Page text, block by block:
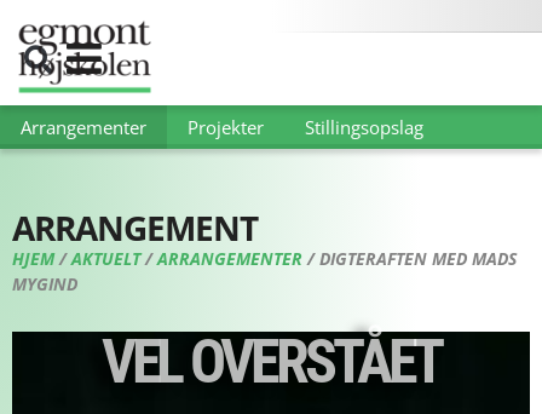
Arrangementer Projekter Stillingsopslag
ARRANGEMENT
HJEM/AKTUELT/ARRANGEMENTER /DIGTERAFTEN MED MADS
MYGIND
VEL OVERSTÅET